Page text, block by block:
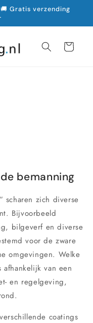
Gratis verzending
Winkelwagen
bemanning
scharen zich diverse
Bijvoorbeeld
bilgeverf en diverse
voor de zware
omgevingen. Welke
van een
en regelgeving,
coatings